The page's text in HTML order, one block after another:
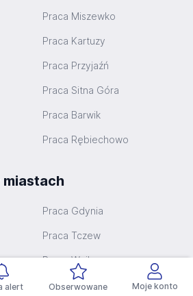
alert Obserwowane Moje konto
Praca Miszewko
Praca Kartuzy
Praca Przyjaźń
Praca Sitna Góra
Praca Barwik
Praca Rębiechowo
Praca Gdynia
Praca Tczew
Praca Wejherowo
Praca Chojnice